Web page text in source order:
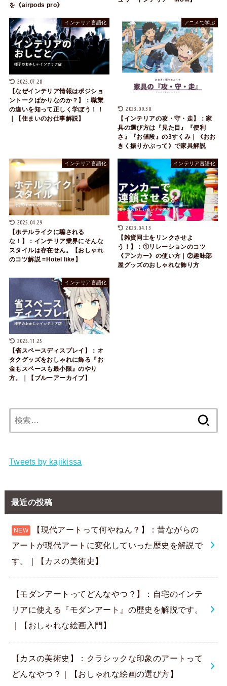
を《airpods pro》
インテリア言語化
2025.07.28
【なぜインテリア情報はポジショ
ントークばかりなのか？】：職業
の違いを知って正しく学ぼう！！
｜【住まいのお仕事解説】
アニメで学ぶ
2023.09.30
【インテリアの攻・守・走】：家
具の選び方は『見た目』『便利
さ』『お値段』の3すくみ｜《おお
きく振りかぶって》で家具解説
インテリア言語化
2025.04.29
【ホテルライクに騙される
な！】：インテリア業界にそんな
スタイルは存在せん。【おしゃれ
のコツ解説 =Hotel like】
インテリア言語化
2023.04.13
【雑貨同士をリンクさせよ
う！】：①リレーションのコツ
《アンカー》の使い方｜②趣味部
屋グッズのおしゃれな飾り方
インテリア言語化
2025.11.25
【省スペースディスプレイ】：オ
タクグッズをおしゃれに飾る『お
金もスペースも最小限』のやり
方。｜【ブルーアーカイブ】
索:
Tweets by kajikissa
最近の投稿
【現代アートって何やねん？】：昔ながらの
アートが現代アートに変化していった歴史を解説で
す。｜【カスの美術史】
【モダンアートってどんなやつ？】：自宅のインテ
リアに使える『モダンアート』の歴史を解説です。
｜【おしゃれな絵画入門】
【カスの美術史】：クラシックな印象のアートって
どんなやつ？｜【おしゃれな絵画の選び方】